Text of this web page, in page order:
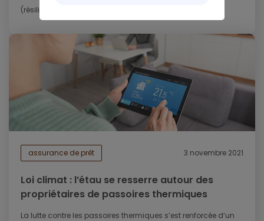
(résiliation infra-annuelle) des...
assurance de prêt 3 novembre 2021
Loi climat : l’étau se resserre autour des
propriétaires de passoires thermiques
La lutte contre les passoires thermiques s’est renforcée d’un